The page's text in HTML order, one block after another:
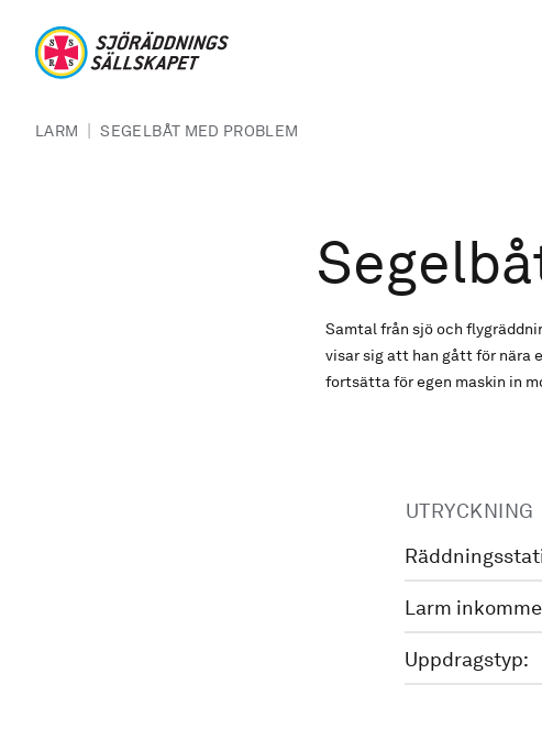
LARM | SEGELBÅT MED PROBLEM
Samtal från sjö och
visar sig att han gått för nära
fortsätta för egen maskin in
UTRYCKNING
Larm
Uppdragstyp: